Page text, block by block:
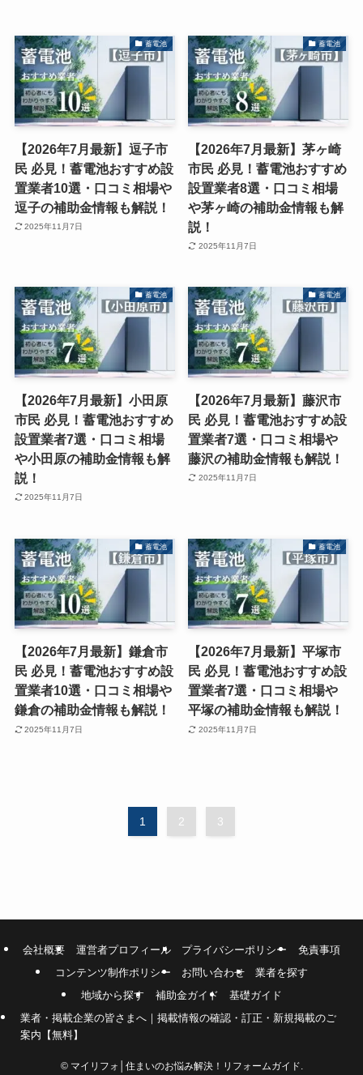
蓄電池
【2026年7月最新】逗子市
民 必見！蓄電池おすすめ設
置業者10選・口コミ相場や
逗子の補助金情報も解説！
2025年11月7日
蓄電池
【2026年7月最新】茅ヶ崎
市民 必見！蓄電池おすすめ
設置業者8選・口コミ相場
や茅ヶ崎の補助金情報も解
説！
2025年11月7日
蓄電池
【2026年7月最新】小田原
市民 必見！蓄電池おすすめ
設置業者7選・口コミ相場
や小田原の補助金情報も解
説！
2025年11月7日
蓄電池
【2026年7月最新】藤沢市
民 必見！蓄電池おすすめ設
置業者7選・口コミ相場や
藤沢の補助金情報も解説！
2025年11月7日
蓄電池
【2026年7月最新】鎌倉市
民 必見！蓄電池おすすめ設
置業者10選・口コミ相場や
鎌倉の補助金情報も解説！
2025年11月7日
蓄電池
【2026年7月最新】平塚市
民 必見！蓄電池おすすめ設
置業者7選・口コミ相場や
平塚の補助金情報も解説！
2025年11月7日
1 2 3
会社概要 運営者プロフィール プライバシーポリシー
免責事項
コンテンツ制作ポリシー
お問い合わせ
業者を探す
地域から探す
補助金ガイド
基礎ガイド
業者・掲載企業の皆さまへ｜掲載情報の確認・訂正・新規掲載のご
案内【無料】
©マイリフォ│住まいのお悩み解決！リフォームガイド.